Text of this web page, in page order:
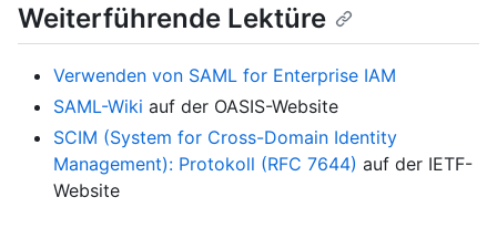
Weiterführende Lektüre
Verwenden von SAML for Enterprise IAM
SAML-Wiki auf der OASIS-Website
SCIM (System for Cross-Domain Identity
Management): Protokoll (RFC 7644) auf der IETF-
Website